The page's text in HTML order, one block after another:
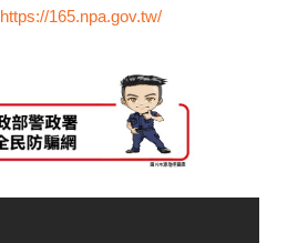
https://165.npa.gov.tw/